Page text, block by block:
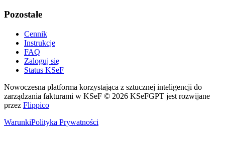
Pozostałe
Cennik
Instrukcje
FAQ
Zaloguj się
Status KSeF
Nowoczesna platforma korzystająca z sztucznej inteligencji do
zarządzania fakturami w KSeF © 2026 KSeFGPT jest rozwijane
przez Flippico
WarunkiPolityka Prywatności